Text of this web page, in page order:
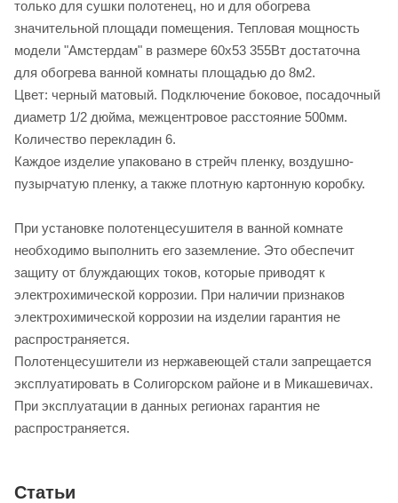
только для сушки полотенец, но и для обогрева
значительной площади помещения. Тепловая мощность
модели "Амстердам" в размере 60х53 355Вт достаточна
для обогрева ванной комнаты площадью до 8м2.
Цвет: черный матовый. Подключение боковое, посадочный
диаметр 1/2 дюйма, межцентровое расстояние 500мм.
Количество перекладин 6.
Каждое изделие упаковано в стрейч пленку, воздушно-
пузырчатую пленку, а также плотную картонную коробку.
При установке полотенцесушителя в ванной комнате
необходимо выполнить его заземление. Это обеспечит
защиту от блуждающих токов, которые приводят к
электрохимической коррозии. При наличии признаков
электрохимической коррозии на изделии гарантия не
распространяется.
Полотенцесушители из нержавеющей стали запрещается
эксплуатировать в Солигорском районе и в Микашевичах.
При эксплуатации в данных регионах гарантия не
распространяется.
Статьи